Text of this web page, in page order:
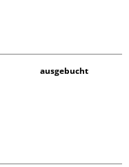
ausgebucht